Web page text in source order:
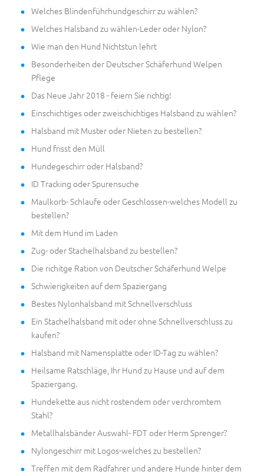
Welches Blindenführhundgeschirr zu wählen?
Welches Halsband zu wählen-Leder oder Nylon?
Wie man den Hund Nichtstun lehrt
Besonderheiten der Deutscher Schäferhund Welpen
Pflege
Das Neue Jahr 2018 - feiern Sie richtig!
Einschichtiges oder zweischichtiges Halsband zu wählen?
Halsband mit Muster oder Nieten zu bestellen?
Hund frisst den Müll
Hundegeschirr oder Halsband?
ID Tracking oder Spurensuche
Maulkorb- Schlaufe oder Geschlossen-welches Modell zu
bestellen?
Mit dem Hund im Laden
Zug- oder Stachelhalsband zu bestellen?
Die richitge Ration von Deutscher Schäferhund Welpe
Schwierigkeiten auf dem Spaziergang
Bestes Nylonhalsband mit Schnellverschluss
Ein Stachelhalsband mit oder ohne Schnellverschluss zu
kaufen?
Halsband mit Namensplatte oder ID-Tag zu wählen?
Heilsame Ratschläge, Ihr Hund zu Hause und auf dem
Spaziergang.
Hundekette aus nicht rostendem oder verchromtem
Stahl?
Metallhalsbänder Auswahl- FDT oder Herm Sprenger?
Nylongeschirr mit Logos-welches zu bestellen?
Treffen mit dem Radfahrer und andere Hunde hinter dem